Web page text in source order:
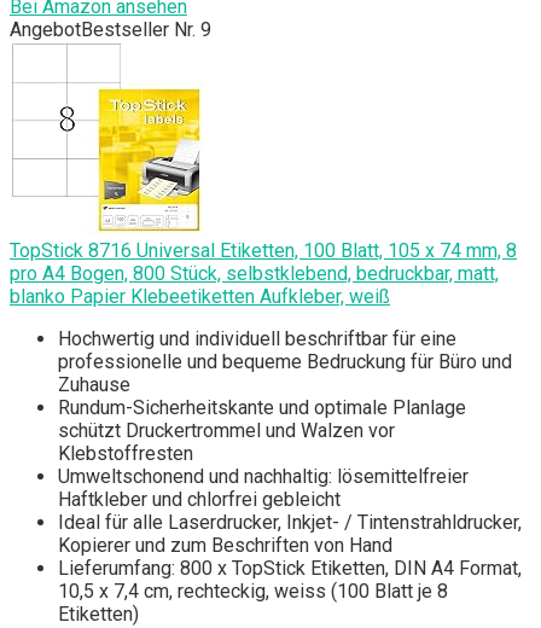
Bei Amazon ansehen
AngebotBestseller Nr. 9
TopStick 8716 Universal Etiketten, 100 Blatt, 105 x 74 mm, 8
pro A4 Bogen, 800 Stück, selbstklebend, bedruckbar, matt,
blanko Papier Klebeetiketten Aufkleber, weiß
Hochwertig und individuell beschriftbar für eine
professionelle und bequeme Bedruckung für Büro und
Zuhause
Rundum-Sicherheitskante und optimale Planlage
schützt Druckertrommel und Walzen vor
Klebstoffresten
Umweltschonend und nachhaltig: lösemittelfreier
Haftkleber und chlorfrei gebleicht
Ideal für alle Laserdrucker, Inkjet- / Tintenstrahldrucker,
Kopierer und zum Beschriften von Hand
Lieferumfang: 800 x TopStick Etiketten, DIN A4 Format,
10,5 x 7,4 cm, rechteckig, weiss (100 Blatt je 8
Etiketten)